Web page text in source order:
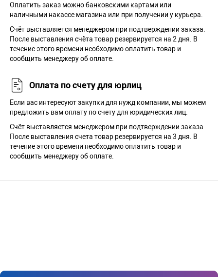
Оплатить заказ можно банковскими картами или
наличными накассе магазина или при получении у курьера.
Cчёт выставляется менеджером при подтверждении заказа.
После выставления счёта товар резервируется на 2 дня. В
течение этого времени необходимо оплатить товар и
сообщить менеджеру об оплате.
Оплата по счету для юрлиц
Если вас интересуют закупки для нужд компании, мы можем
предложить вам оплату по счету для юридических лиц.
Счёт выставляется менеджером при подтверждении заказа.
После выставления счета товар резервируется на 3 дня. В
течение этого времени необходимо оплатить товар и
сообщить менеджеру об оплате.